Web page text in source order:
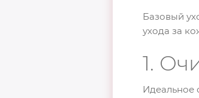
Базовый
ухода за
1.
Идеальное